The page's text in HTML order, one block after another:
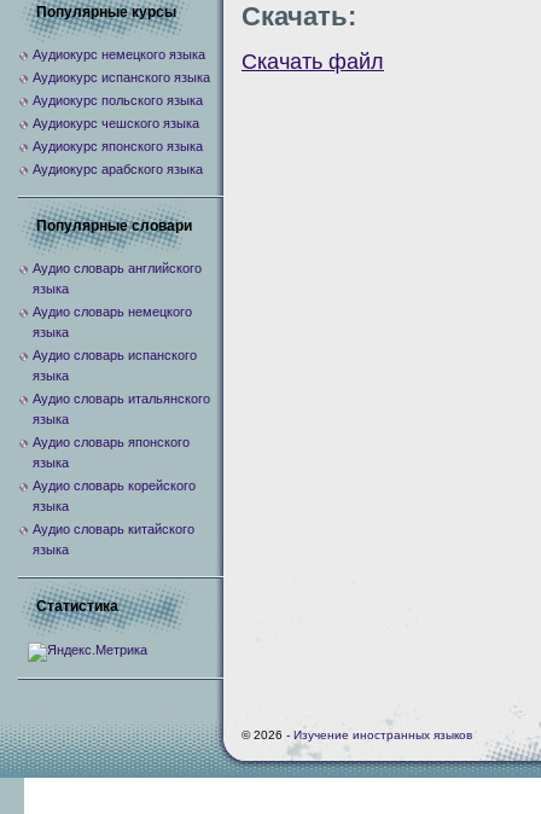
Скачать:
Скачать файл
Популярные курсы
Аудиокурс немецкого языка
Аудиокурс испанского языка
Аудиокурс польского языка
Аудиокурс чешского языка
Аудиокурс японского языка
Аудиокурс арабского языка
Популярные словари
Аудио словарь английского
языка
Аудио словарь немецкого
языка
Аудио словарь испанского
языка
Аудио словарь итальянского
языка
Аудио словарь японского
языка
Аудио словарь корейского
языка
Аудио словарь китайского
языка
Статистика
© 2026 - Изучение иностранных языков